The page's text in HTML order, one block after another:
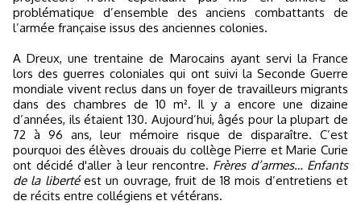
problématique d’ensemble des anciens combattants de
l’armée française issus des anciennes colonies.
A Dreux, une trentaine de Marocains ayant servi la France
lors des guerres coloniales qui ont suivi la Seconde Guerre
mondiale vivent reclus dans un foyer de travailleurs migrants
dans des chambres de 10 m². Il y a encore une dizaine
d’années, ils étaient 130. Aujourd’hui, âgés pour la plupart de
72 à 96 ans, leur mémoire risque de disparaître. C’est
pourquoi des élèves drouais du collège Pierre et Marie Curie
ont décidé d'aller à leur rencontre. Frères d’armes… Enfants
de la libertéest un ouvrage, fruit de 18 mois d’entretiens et
de récits entre collégiens et vétérans.